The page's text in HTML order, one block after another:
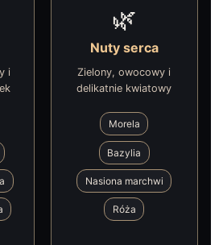
i
🌿
Nuty serca
Zielony, owocowy i
delikatnie kwiatowy
Morela
Bazylia
Nasiona marchwi
Róża